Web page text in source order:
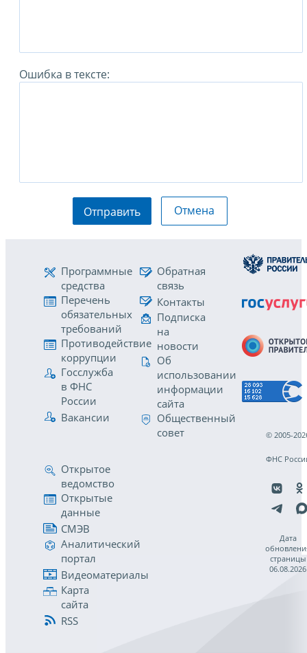
Ошибка в тексте:
Отправить Отмена
Программные
средства
Перечень
обязательных
требований
Противодействие
коррупции
Госслужба
в ФНС
России
Вакансии
Обратная
связь
Контакты
Подписка
на
новости
Об
использовании
информации
сайта
Общественный
совет
Открытое
ведомство
Открытые
данные
СМЭВ
Аналитический
портал
Видеоматериалы
Карта
сайта
RSS
© 2005-
ФНС
Дата
страницы
06.08.2026